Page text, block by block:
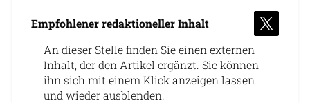
Empfohlener redaktioneller Inhalt
An dieser Stelle finden Sie einen externen
Inhalt, der den Artikel ergänzt. Sie können
ihn sich mit einem Klick anzeigen lassen
und wieder ausblenden.